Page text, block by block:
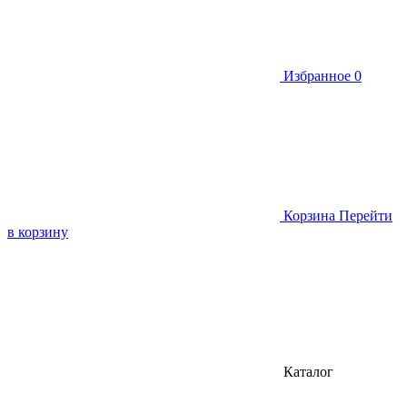
Избранное 0
Корзина Перейти
в корзину
Каталог